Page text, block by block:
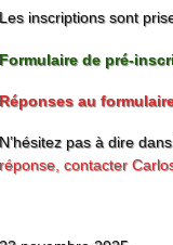
Les inscriptions sont
Formulaire de pré-
Réponses au
N’hésitez pas à dire
réponse, contacter